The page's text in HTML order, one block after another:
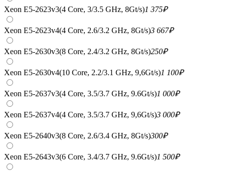
Xeon E5-2623v3(4 Core, 3/3.5 GHz, 8Gt/s)1 375₽
Xeon E5-2623v4(4 Core, 2.6/3.2 GHz, 8Gt/s)3 667₽
Xeon E5-2630v3(8 Core, 2.4/3.2 GHz, 8Gt/s)250₽
Xeon E5-2630v4(10 Core, 2.2/3.1 GHz, 9,6Gt/s)1 100₽
Xeon E5-2637v3(4 Core, 3.5/3.7 GHz, 9.6Gt/s)1 000₽
Xeon E5-2637v4(4 Core, 3.5/3.7 GHz, 9,6Gt/s)3 000₽
Xeon E5-2640v3(8 Core, 2.6/3.4 GHz, 8Gt/s)300₽
Xeon E5-2643v3(6 Core, 3.4/3.7 GHz, 9.6Gt/s)1 500₽